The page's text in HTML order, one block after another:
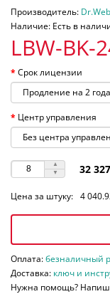
Производитель:
Наличие: Есть в
LBW-BK-
Срок лицензии
Центр управления
32
Цена за штуку: 4
Оплата:безналичный
Доставка: ключ и
Нужна помощь?